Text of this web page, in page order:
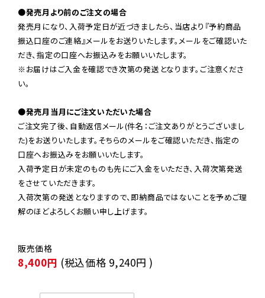
●発売月より前のご注文の場合
発売月になり、入荷予定日が近づきましたら、当店より『予約商品
振込口座のご連絡』メールをお送りいたします。メールをご確認いた
だき、指定の口座へお振込みをお願いいたします。
※お届けはご入金を確認でき次第の発送となります。ご注意くださ
い。
●発売月当月にご注文いただいた場合
ご注文完了後、自動返信メール(件名：ご注文ありがとうございまし
た)をお送りいたします。そちらのメールをご確認いただき、指定の
口座へお振込みをお願いいたします。
入荷予定日が未定のものも先にご入金をいただき、入荷次第発送
をさせていただきます。
入荷次第の発送となりますので、即納商品ではないことを予めご理
解のほどよろしくお願い申し上げます。
8,400円 (税込価格 9,240円 )